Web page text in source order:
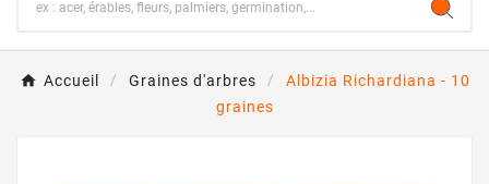
Accueil Graines d'arbres
Albizia Richardiana - 10
graines